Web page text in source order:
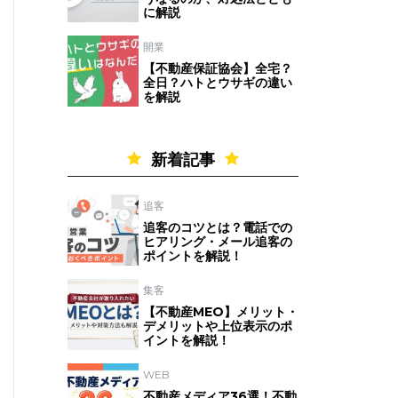
に解説
開業
【不動産保証協会】全宅？
全日？ハトとウサギの違い
を解説
新着記事
追客
追客のコツとは？電話での
ヒアリング・メール追客の
ポイントを解説！
集客
【不動産MEO】メリット・
デメリットや上位表示のポ
イントを解説！
WEB